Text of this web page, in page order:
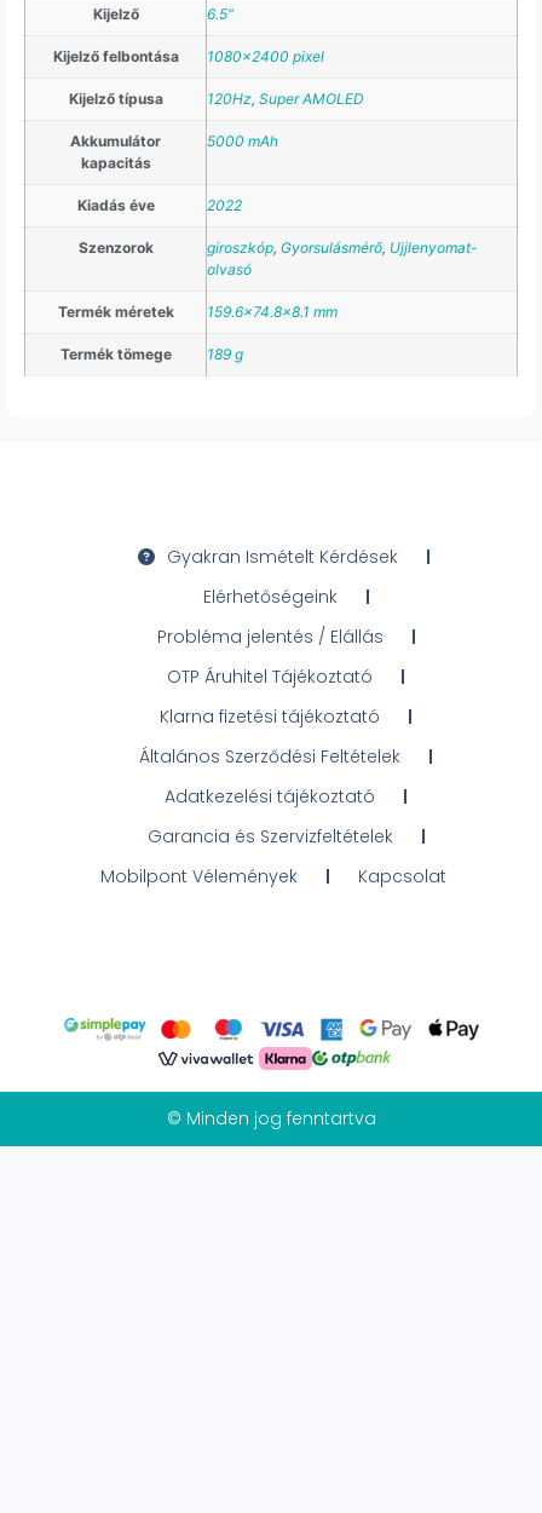
Kijelző 6.5"
Kijelző felbontása 1080×2400 pixel
Kijelző típusa 120Hz, Super AMOLED
Akkumulátor
kapacitás
5000 mAh
Kiadás éve 2022
Szenzorok giroszkóp, Gyorsulásmérő, Ujjlenyomat-
olvasó
Termék méretek 159.6×74.8×8.1 mm
Termék tömege 189 g
Gyakran Ismételt Kérdések
Elérhetőségeink
Probléma jelentés / Elállás
OTP Áruhitel Tájékoztató
Klarna fizetési tájékoztató
Általános Szerződési Feltételek
Adatkezelési tájékoztató
Garancia és Szervizfeltételek
Mobilpont Vélemények
Kapcsolat
© Minden jog fenntartva